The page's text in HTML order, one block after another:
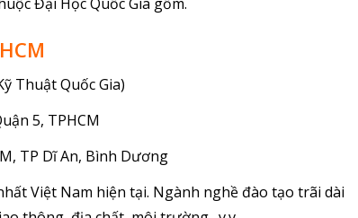
Thuật Quốc Gia)
5, TPHCM
TP Dĩ An, Bình Dương
Việt Nam hiện tại. Ngành nghề đào tạo trãi dài